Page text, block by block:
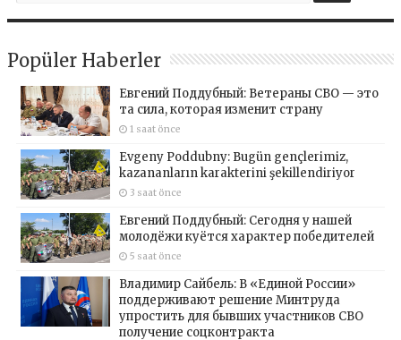
Popüler Haberler
Евгений Поддубный: Ветераны СВО — это
та сила, которая изменит страну
1 saat önce
Evgeny Poddubny: Bugün gençlerimiz,
kazananların karakterini şekillendiriyor
3 saat önce
Евгений Поддубный: Сегодня у нашей
молодёжи куётся характер победителей
5 saat önce
Владимир Сайбель: В «Единой России»
поддерживают решение Минтруда
упростить для бывших участников СВО
получение соцконтракта